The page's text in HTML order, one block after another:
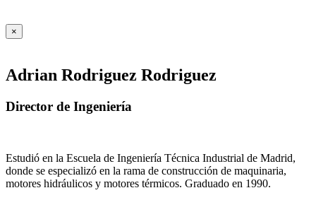
×
Adrian Rodriguez Rodriguez
Director de Ingeniería
Estudió en la Escuela de Ingeniería Técnica Industrial de Madrid,
donde se especializó en la rama de construcción de maquinaria,
motores hidráulicos y motores térmicos. Graduado en 1990.